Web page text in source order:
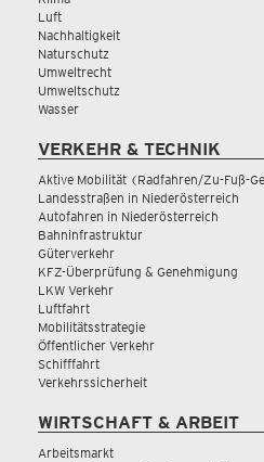
Luft
Nachhaltigkeit
Naturschutz
Umweltrecht
Umweltschutz
Wasser
VERKEHR & TECHNIK
Aktive Mobilität (Radfahren/Zu-Fuß-
Landesstraßen in Niederösterreich
Autofahren in Niederösterreich
Bahninfrastruktur
Güterverkehr
KFZ-Überprüfung & Genehmigung
LKW Verkehr
Luftfahrt
Mobilitätsstrategie
Öffentlicher Verkehr
Schifffahrt
Verkehrssicherheit
WIRTSCHAFT & ARBEIT
Arbeitsmarkt